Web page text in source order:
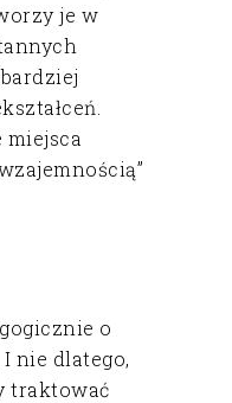
je w
miejsca
o
nie dlatego,
traktować